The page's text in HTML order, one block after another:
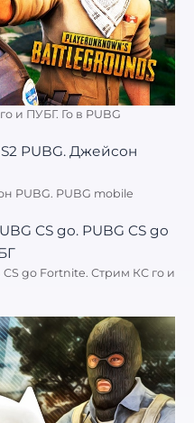
и ПУБГ. Го в PUBG
PUBG. PUBG mobile
CS go Fortnite. Стрим КС го и